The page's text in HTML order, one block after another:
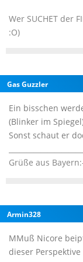
Wer SUCHET der
:O)
Gas Guzzler
Ein bisschen
(Blinker im
Sonst schaut er
Grüße aus
Armin328
MMuß Nicore
dieser